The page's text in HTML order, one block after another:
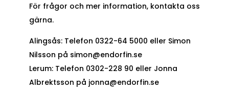
För frågor och mer information, kontakta oss
gärna.
Alingsås: Telefon 0322-64 5000 eller Simon
Nilsson på simon@endorfin.se
Lerum: Telefon 0302-228 90 eller Jonna
Albrektsson på jonna@endorfin.se